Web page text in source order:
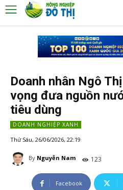
Doanh nhân Ngô
vọng đưa nguồn
tiêu dùng
DOANH NGHIỆP XANH
Thứ Sáu, 26/06/2026, 22:19
By Nguyễn Nam 123
Facebook